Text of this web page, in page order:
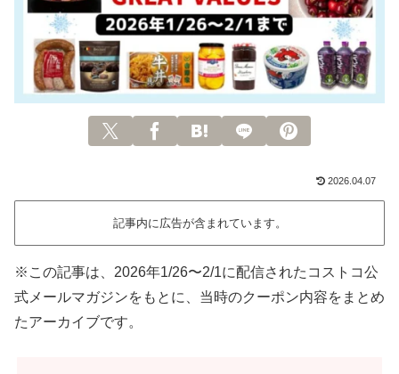
2026.04.07
記事内に広告が含まれています。
※この記事は、2026年1/26〜2/1に配信されたコストコ公
式メールマガジンをもとに、当時のクーポン内容をまとめ
たアーカイブです。